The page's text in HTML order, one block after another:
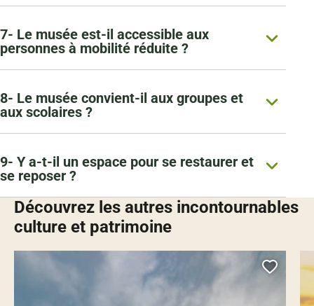
7- Le musée est-il accessible aux
personnes à mobilité réduite ?
8- Le musée convient-il aux groupes et
aux scolaires ?
9- Y a-t-il un espace pour se restaurer et
se reposer ?
Découvrez les autres incontournables
culture et patrimoine